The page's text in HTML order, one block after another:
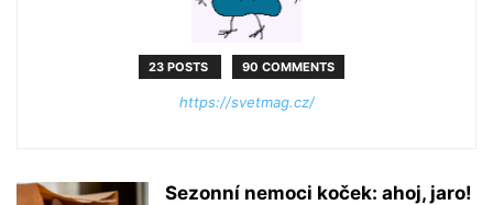
23 POSTS 90 COMMENTS
https://svetmag.cz/
Sezonní nemoci koček: ahoj, jaro!